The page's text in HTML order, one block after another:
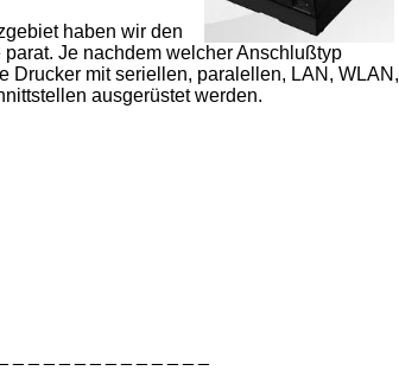
haben wir den
Je nachdem welcher Anschlußtyp
Drucker mit seriellen, paralellen, LAN, WLAN,
ausgerüstet werden.